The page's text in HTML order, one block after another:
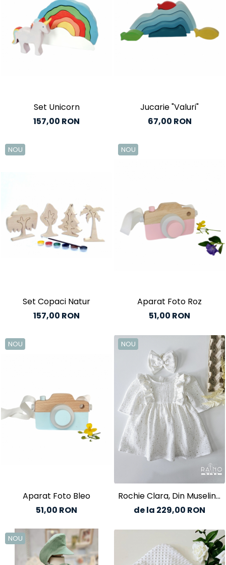
Set Unicorn
157,00 RON
Jucarie "Valuri"
67,00 RON
NOU
Set Copaci Natur
157,00 RON
NOU
Aparat Foto Roz
51,00 RON
NOU
Aparat Foto Bleo
51,00 RON
NOU
Rochie Clara, Din Muselina
Ivory/Glitter
de la 229,00 RON
NOU